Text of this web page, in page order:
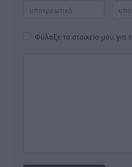
Φύλαξε τα στοιχεία μου